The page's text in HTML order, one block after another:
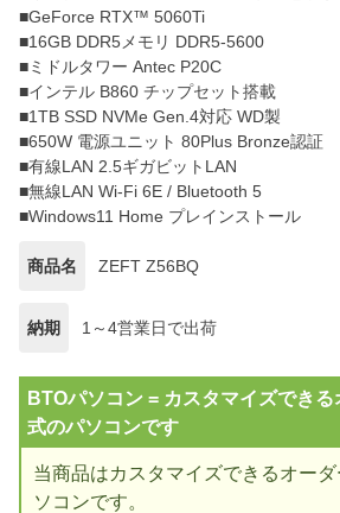
■GeForce RTX™ 5060Ti
■16GB DDR5メモリ DDR5-5600
■ミドルタワー Antec P20C
■インテル B860 チップセット搭載
■1TB SSD NVMe Gen.4対応 WD製
■650W 電源ユニット 80Plus Bronze認証
■有線LAN 2.5ギガビットLAN
■無線LAN Wi-Fi 6E / Bluetooth 5
■Windows11 Home プレインストール
商品名 ZEFT Z56BQ
納期 1～4営業日で出荷
BTOパソコン = カスタマイズでき
式のパソコンです
当商品はカスタマイズできるオー
ソコンです。